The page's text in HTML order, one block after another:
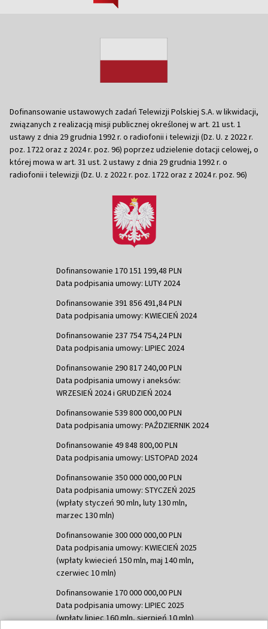
Dofinansowanie ustawowych zadań Telewizji Polskiej S.A. w likwidacji,
związanych z realizacją misji publicznej określonej w art. 21 ust. 1
ustawy z dnia 29 grudnia 1992 r. o radiofonii i telewizji (Dz. U. z 2022 r.
poz. 1722 oraz z 2024 r. poz. 96) poprzez udzielenie dotacji celowej, o
której mowa w art. 31 ust. 2 ustawy z dnia 29 grudnia 1992 r. o
radiofonii i telewizji (Dz. U. z 2022 r. poz. 1722 oraz z 2024 r. poz. 96)
Dofinansowanie 170 151 199,48 PLN
Data podpisania umowy: LUTY 2024
Dofinansowanie 391 856 491,84 PLN
Data podpisania umowy: KWIECIEŃ 2024
Dofinansowanie 237 754 754,24 PLN
Data podpisania umowy: LIPIEC 2024
Dofinansowanie 290 817 240,00 PLN
Data podpisania umowy i aneksów:
WRZESIEŃ 2024 i GRUDZIEŃ 2024
Dofinansowanie 539 800 000,00 PLN
Data podpisania umowy: PAŹDZIERNIK 2024
Dofinansowanie 49 848 800,00 PLN
Data podpisania umowy: LISTOPAD 2024
Dofinansowanie 350 000 000,00 PLN
Data podpisania umowy: STYCZEŃ 2025
(wpłaty styczeń 90 mln, luty 130 mln,
marzec 130 mln)
Dofinansowanie 300 000 000,00 PLN
Data podpisania umowy: KWIECIEŃ 2025
(wpłaty kwiecień 150 mln, maj 140 mln,
czerwiec 10 mln)
Dofinansowanie 170 000 000,00 PLN
Data podpisania umowy: LIPIEC 2025
(wpłaty lipiec 160 mln, sierpień 10 mln)